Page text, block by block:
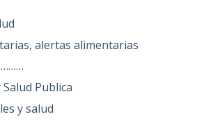
alertas alimentarias
Publica
y salud